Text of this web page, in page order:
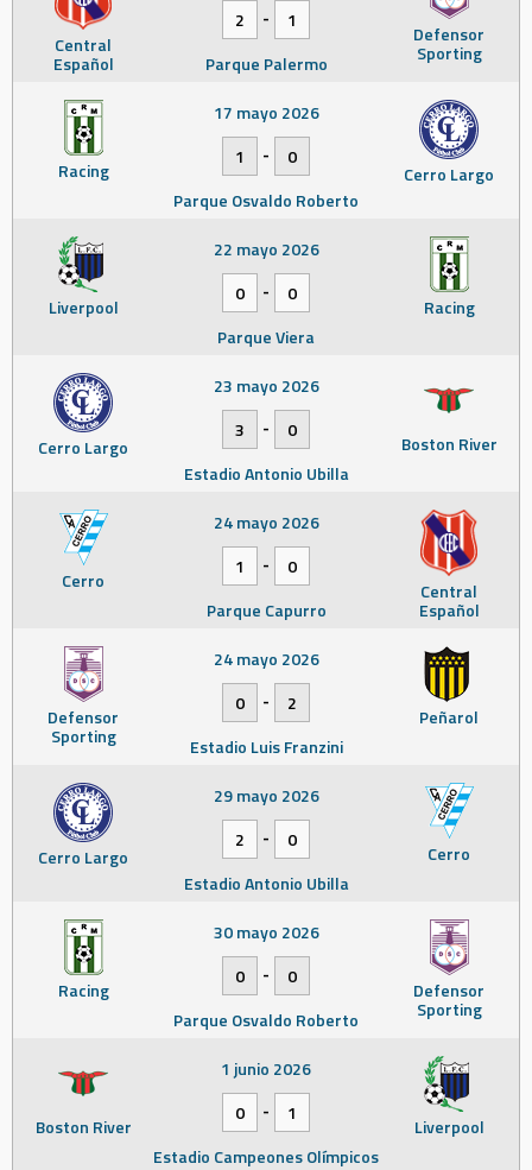
Central
Español
Defensor
Sporting
2
-
1
Parque Palermo
Racing Cerro Largo
17 mayo 2026
1
-
0
Parque Osvaldo Roberto
Liverpool Racing
22 mayo 2026
0
-
0
Parque Viera
Cerro Largo Boston River
23 mayo 2026
3
-
0
Estadio Antonio Ubilla
Cerro Central
Español
24 mayo 2026
1
-
0
Parque Capurro
Defensor
Sporting
Peñarol
24 mayo 2026
0
-
2
Estadio Luis Franzini
Cerro Largo Cerro
29 mayo 2026
2
-
0
Estadio Antonio Ubilla
Racing Defensor
Sporting
30 mayo 2026
0
-
0
Parque Osvaldo Roberto
Boston River Liverpool
1 junio 2026
0
-
1
Estadio Campeones Olímpicos